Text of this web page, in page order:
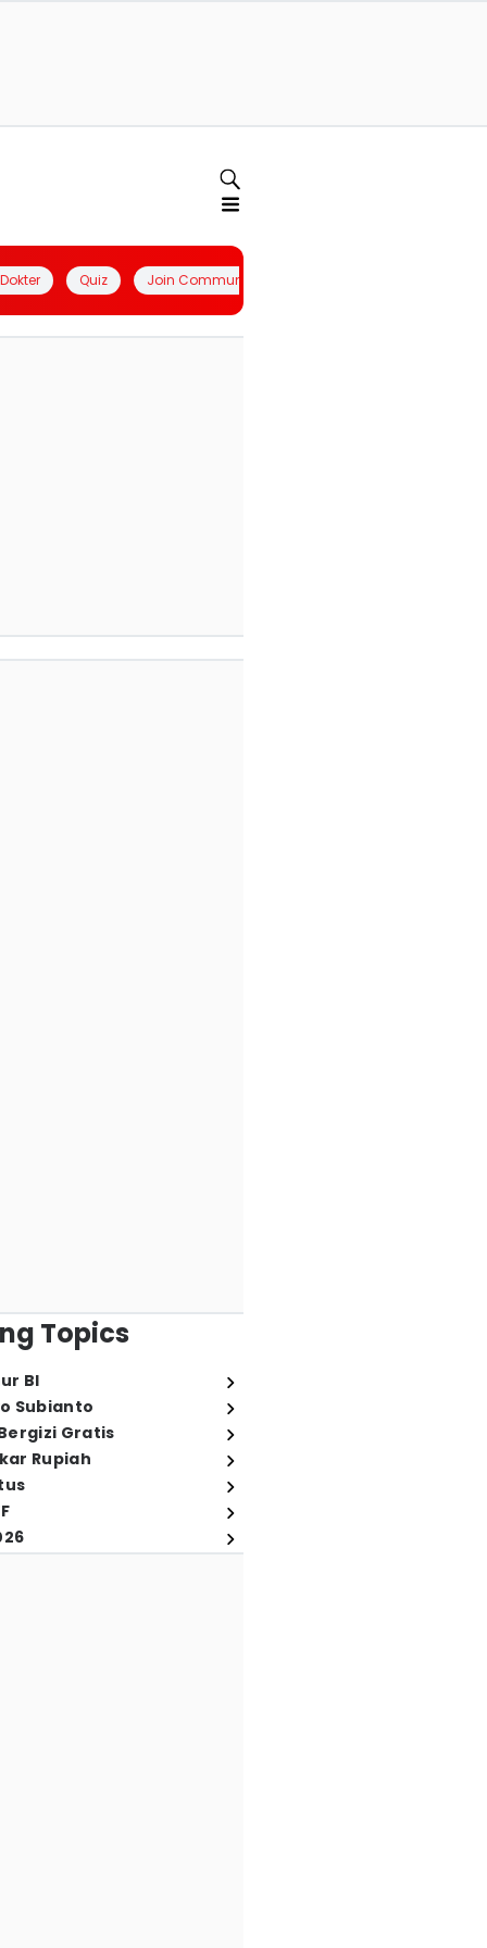
Quiz Join Community
Topics
BI
Subianto
Gratis
Rupiah